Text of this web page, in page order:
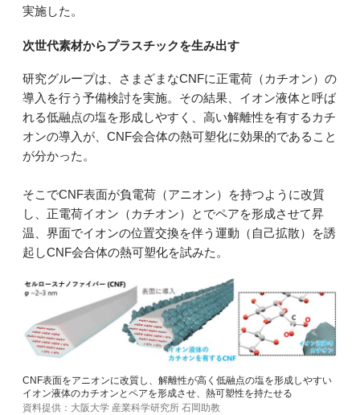
実施した。
次世代素材からプラスチックを生み出す
研究グループは、さまざまなCNFに正電荷（カチオン）の
導入を行う予備検討を実施。その結果、イオン液体と呼ば
れる低融点の塩を形成しやすく、高い解離性を有するカチ
オンの導入が、CNF会合体の熱可塑化に効果的であること
が分かった。
そこでCNF表面が負電荷（アニオン）を持つように改質
し、正電荷イオン（カチオン）とでペアを形成させて昇
温、界面でイオンの位置交換を伴う運動（自己拡散）を誘
起しCNF会合体の熱可塑化を試みた。
CNF表面をアニオンに改質し、解離性が高く低融点の塩を形成しやすい
イオン液体のカチオンとペアを形成させ、熱可塑性を持たせる
資料提供：大阪大学 産業科学研究所 石岡助教